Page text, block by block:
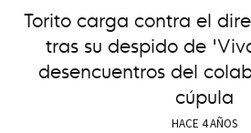
Torito carga contra el
tras su despido de
desencuentros del
cúpula
HACE 4 AÑOS